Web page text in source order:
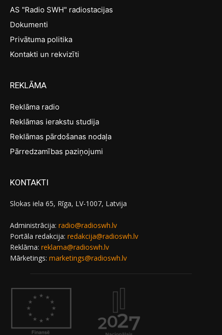
AS "Radio SWH" radiostacijas
Dokumenti
Privātuma politika
Kontakti un rekvizīti
REKLĀMA
Reklāma radio
Reklāmas ierakstu studija
Reklāmas pārdošanas nodaļa
Pārredzamības paziņojumi
KONTAKTI
Slokas iela 65, Rīga, LV-1007, Latvija
Administrācija: radio@radioswh.lv
Portāla redakcija: redakcija@radioswh.lv
Reklāma: reklama@radioswh.lv
Mārketings: marketings@radioswh.lv